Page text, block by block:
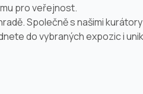
pro veřejnost.
Společně s našimi
do vybraných expozic i